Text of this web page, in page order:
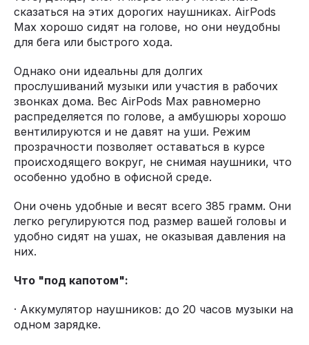
сказаться на этих дорогих наушниках. AirPods
Max хорошо сидят на голове, но они неудобны
для бега или быстрого хода.
Однако они идеальны для долгих
прослушиваний музыки или участия в рабочих
звонках дома. Вес AirPods Max равномерно
распределяется по голове, а амбушюры хорошо
вентилируются и не давят на уши. Режим
прозрачности позволяет оставаться в курсе
происходящего вокруг, не снимая наушники, что
особенно удобно в офисной среде.
Они очень удобные и весят всего 385 грамм. Они
легко регулируются под размер вашей головы и
удобно сидят на ушах, не оказывая давления на
них.
Что "под капотом":
· Аккумулятор наушников: до 20 часов музыки на
одном зарядке.